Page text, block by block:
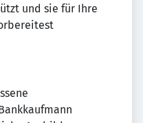
und sie für Ihre